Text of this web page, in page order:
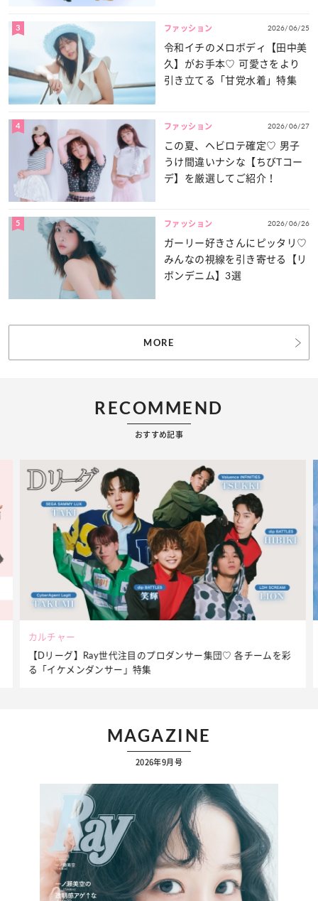
3 ファッション 2026/06/25
令和イチのメロボディ【田中美
久】がお手本♡ 可愛さをより
引き立てる「甘党水着」特集
4 ファッション 2026/06/27
この夏、ヘビロテ確定♡ 男子
うけ間違いナシな【ちびTコー
デ】を厳選してご紹介！
5 ファッション 2026/06/26
ガーリー好きさんにピッタリ♡
みんなの視線を引き寄せる【リ
ボンデニム】3選
MORE
RECOMMEND
おすすめ記事
ビューティー
夏だからこそ“水分”が大切！くずれないメイクをつくる【保湿
ケア】アイテム3選
MAGAZINE
2026年9月号